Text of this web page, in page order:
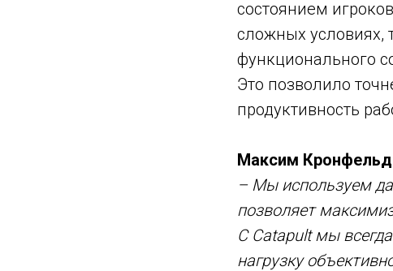
состоянием
сложных условиях,
функционального
Это позволило
продуктивность
Максим Кронфельд
– Мы используем
позволяет
С Catapult мы
нагрузку